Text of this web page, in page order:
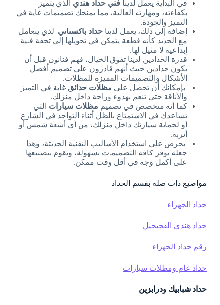
في البداية يعمل لدينا فني حداد هندي الذي يتميز
بكفاءته، ومهارته العالية، مما يمنحك تصميمات غاية في
التميز والجودة.
إضافة إلى ذلك، يعمل لدينا حداد باكستاني الذي يتعامل
مع الحديد كأنه قطعة يتمكن في تحويلها إلى تحفة فنية
إبداعية لا مثيل لها.
قدرة الحدادين لدينا تفوق الخيال، فهم فنانون قبل أن
يكون حدادين حيث أنهم قادرون على تصميم أفضل
الأشكال والتصميمات المميزة للمظلات.
بإمكانك أن تحصل على مظلات حدائق غاية في التميز
والأناقة حتى تنعم بهدوء وراحة داخل منزلك.
كما أنه متخصص في تصميم مظلات سيارات التي
تساعدك في الاستمتاع بالظل أثناء التواجد في الشارع
أو لحماية سيارتك داخل منزلك، من أي أشعة شمس أو
أتربة.
يحرص على استخدام الأساليب التقنية الحديثة، وهذا
جعله يوفر كافة التصميمات بسهولة، ويقوم بتصنيعها
على أكمل وجه في أقل وقت ممكن.
مواضيع ذات صله بقسم الحداد
حداد الجهراء
حداد هندي الفحيحيل
رقم حداد الجهراء
حداد عام ومظلات سيارات
حداد شبابيك ودرابزين